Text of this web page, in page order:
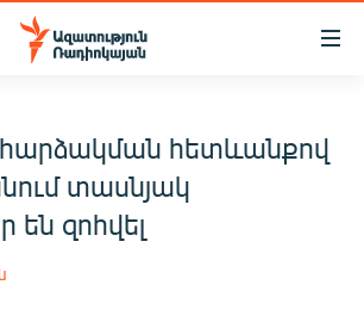
հետևանքով
տասնյակ
են զոհվել